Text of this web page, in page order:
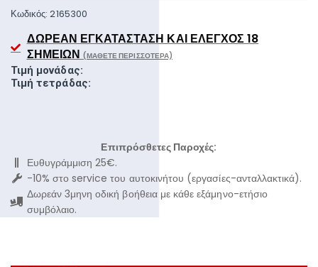
Κωδικός:2165300
ΔΩΡΕΆΝ ΕΓΚΑΤΆΣΤΑΣΗ ΚΑΙ ΈΛΕΓΧΟΣ 18
ΣΗΜΕΊΩΝ (ΜΆΘΕΤΕ ΠΕΡΙΣΣΌΤΕΡΑ)
Τιμή μονάδας:
Τιμή τετράδας:
Επιπρόσθετες Παροχές:
Ευθυγράμμιση 25€.
-10% στο service του αυτοκινήτου (εργασίες-ανταλλακτικά).
Δωρεάν 3μηνη οδική βοήθεια με κάθε εξάμηνο-ετήσιο
συμβόλαιο.